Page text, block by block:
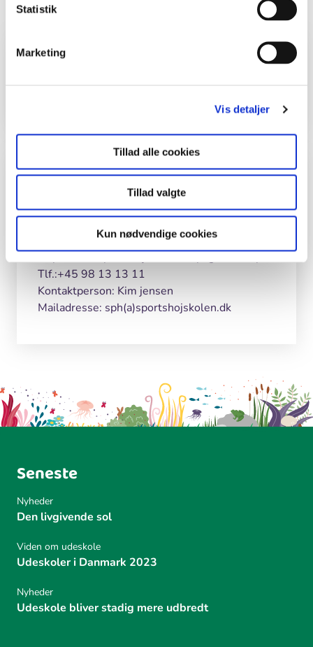
Statistik
Marketing
Vis detaljer
Tillad alle cookies
Tillad valgte
Kun nødvendige cookies
Hvor
Kontaktdata
Grejbank Aalborg Sportshøjskole
Hjemmeside:
http://www.sportshojskolen.dk/page773.aspx
Tlf.:+45 98 13 13 11
Kontaktperson: Kim jensen
Mailadresse: sph(a)sportshojskolen.dk
Seneste
Nyheder
Den livgivende sol
Viden om udeskole
Udeskoler i Danmark 2023
Nyheder
Udeskole bliver stadig mere udbredt